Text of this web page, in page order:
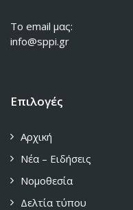
To email μας:
info@sppi.gr
Επιλογές
Αρχική
Νέα – Ειδήσεις
Νομοθεσία
Δελτία τύπου